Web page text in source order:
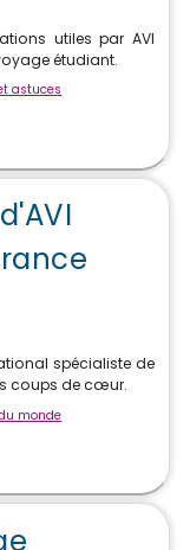
utiles par AVI
étudiant.
astuces
spécialiste de
coups de cœur.
monde